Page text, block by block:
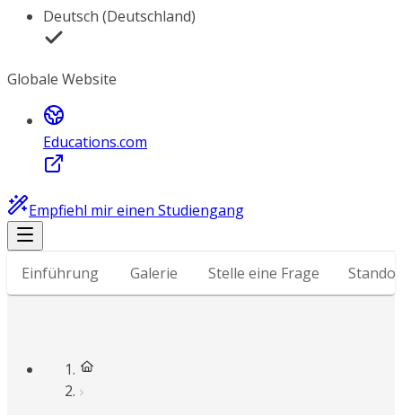
Deutsch (Deutschland)
Globale Website
Educations.com
Empfiehl mir einen Studiengang
Einführung Galerie Stelle eine Frage